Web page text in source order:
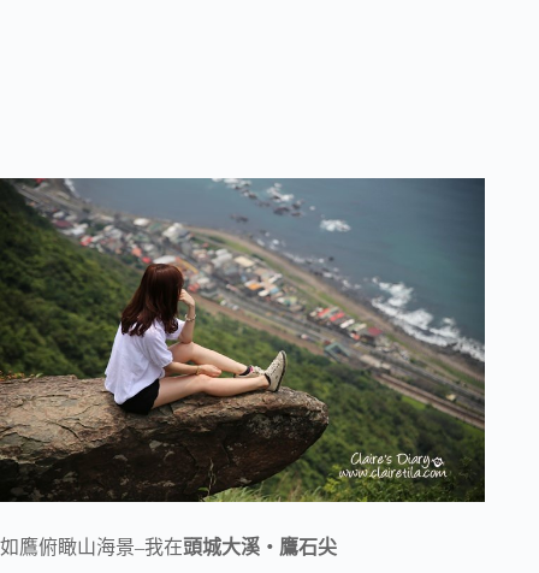
如鷹俯瞰山海景–我在頭城大溪‧鷹石尖